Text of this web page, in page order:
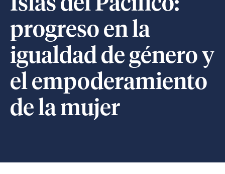
Islas del Pacífico:
progreso en la
igualdad de género y
el empoderamiento
de la mujer